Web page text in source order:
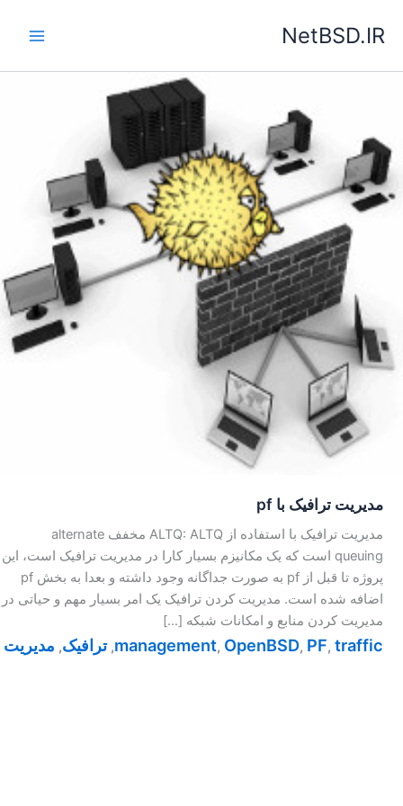
NetBSD.IR
مدیریت ترافیک با pf
مدیریت ترافیک با استفاده از ALTQ: ALTQ مخفف alternate
queuing است که یک مکانیزم بسیار کارا در مدیریت ترافیک است، این
پروژه تا قبل از pf به صورت جداگانه وجود داشته و بعدا به بخش pf
اضافه شده است. مدیریت کردن ترافیک یک امر بسیار مهم و حیاتی در
مدیریت کردن منابع و امکانات شبکه […]
management, OpenBSD, PF,traffic
,ترافیک, مدیریت